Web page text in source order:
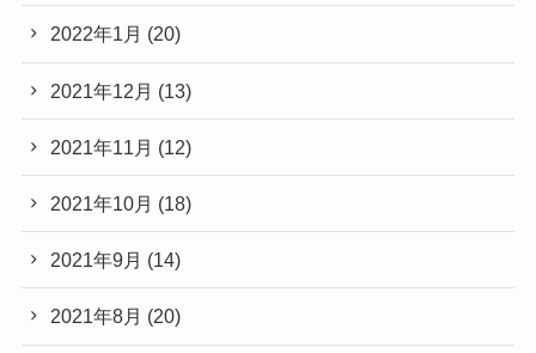
2022年1月 (20)
2021年12月 (13)
2021年11月 (12)
2021年10月 (18)
2021年9月 (14)
2021年8月 (20)